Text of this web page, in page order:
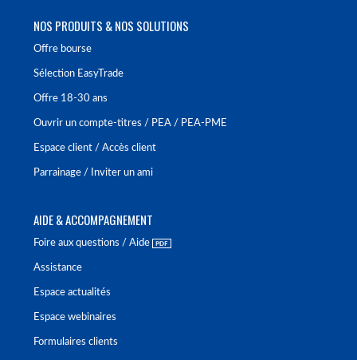
NOS PRODUITS & NOS SOLUTIONS
Offre bourse
Sélection EasyTrade
Offre 18-30 ans
Ouvrir un compte-titres / PEA / PEA-PME
Espace client / Accès client
Parrainage / Inviter un ami
AIDE & ACCOMPAGNEMENT
Foire aux questions / Aide
Assistance
Espace actualités
Espace webinaires
Formulaires clients